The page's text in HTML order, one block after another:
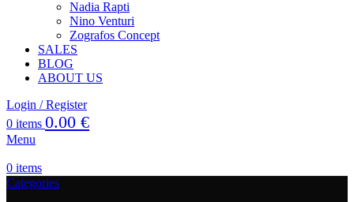
Nadia Rapti
Nino Venturi
Zografos Concept
SALES
BLOG
ABOUT US
Login / Register
0 items 0.00 €
Menu
0 items
Categories